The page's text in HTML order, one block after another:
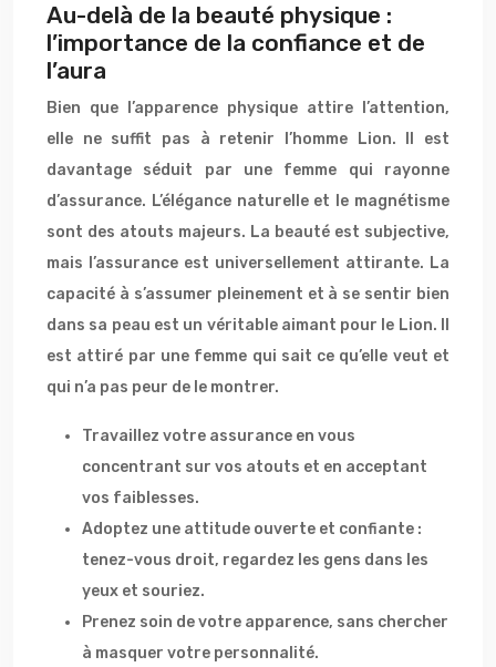
Au-delà de la beauté physique :
l’importance de la confiance et de
l’aura
Bien que l’apparence physique attire l’attention,
elle ne suffit pas à retenir l’homme Lion. Il est
davantage séduit par une femme qui rayonne
d’assurance. L’élégance naturelle et le magnétisme
sont des atouts majeurs. La beauté est subjective,
mais l’assurance est universellement attirante. La
capacité à s’assumer pleinement et à se sentir bien
dans sa peau est un véritable aimant pour le Lion. Il
est attiré par une femme qui sait ce qu’elle veut et
qui n’a pas peur de le montrer.
Travaillez votre assurance en vous
concentrant sur vos atouts et en acceptant
vos faiblesses.
Adoptez une attitude ouverte et confiante :
tenez-vous droit, regardez les gens dans les
yeux et souriez.
Prenez soin de votre apparence, sans chercher
à masquer votre personnalité.